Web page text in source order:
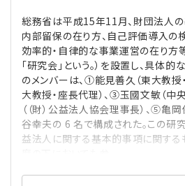
【連載】公益法人会計検定試験一
【連載】公益法人のための「新公
【連載】事務局だよりPLUS
【連載】テーマで紐解く逆引きガ
【連載】悩みと向き合う経営学
総務省は平成15年11月、財団法人
内部留保の在り方、自己評価導入の
効率的・自律的な事業運営の在り方
「研究会」という。）を設置し、具体
のメンバーは、①能見善久（東大教授
大教授・座長代理）、③玉國文敏（中
（（財）公益法人協会理事長）、⑤亀
谷幸夫の 6 名で構成された。この研
益法人に関する基本的事項に関する